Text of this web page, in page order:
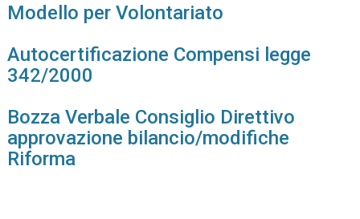
Modello per Volontariato
Autocertificazione Compensi legge
342/2000
Bozza Verbale Consiglio Direttivo
approvazione bilancio/modifiche
Riforma